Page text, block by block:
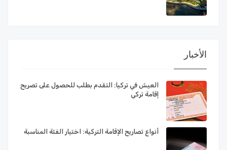
الأخبار
العيش في تركيا: التقدم بطلب للحصول على تصريح
إقامة تركي
أنواع تصاريح الإقامة التركية: اختيار الفئة المناسبة